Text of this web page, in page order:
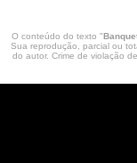
O conteúdo do texto "
Sua reprodução, parcial ou
do autor. Crime de violação